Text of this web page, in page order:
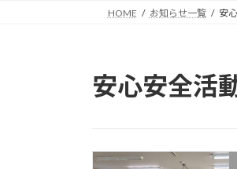
HOME お知らせ一覧 安
安心安全活